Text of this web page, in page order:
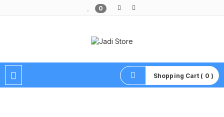
0
Shopping Cart ( 0 )